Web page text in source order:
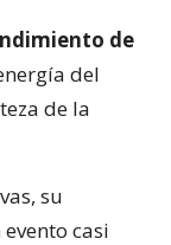
de
del
de la
su
casi